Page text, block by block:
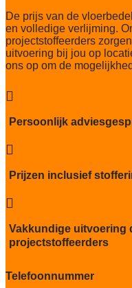
Slijtvastheid NF EN
klasse 33 LC 1+
Thermische
0,15 m²C° / W
Brandwerend
A7BE310F
Project gebruik
De prijs van de
en volledige verlijming.
projectstoffeerders
uitvoering bij jou op
ons op om de

Persoonlijk

Prijzen inclusief

Vakkundige uitvoering
projectstoffeerders
Telefoonnummer